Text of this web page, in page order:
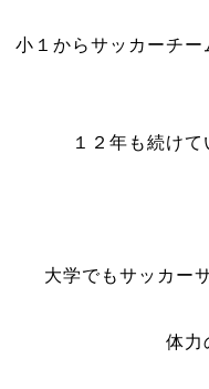
小１からサッカーチ
１２年も続けて
大学でもサッカー
体力